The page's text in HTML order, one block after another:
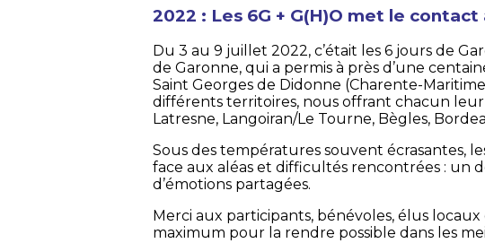
2022 : Les 6G + G(H)O met le
Du 3 au 9 juillet 2022, c’était les 6 jours de
de Garonne, qui a permis à près d’une
Saint Georges de Didonne (Charente-
différents territoires, nous offrant chacun
Latresne, Langoiran/Le Tourne, Bègles,
Sous des températures souvent écrasantes,
face aux aléas et difficultés rencontrées : un
d’émotions partagées.
Merci aux participants, bénévoles, élus
maximum pour la rendre possible dans les